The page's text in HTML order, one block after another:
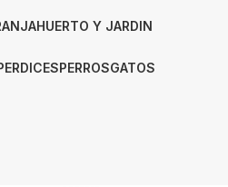
HUERTO Y JARDIN
PERROSGATOS